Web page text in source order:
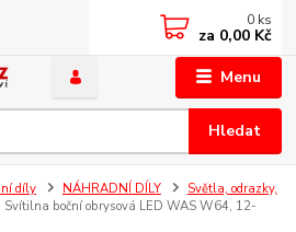
Menu
Hledat
0 ks
za 0,00 Kč
díly NÁHRADNÍ DÍLY
Světla, odrazky,
Svítilna boční obrysová LED WAS W64, 12-